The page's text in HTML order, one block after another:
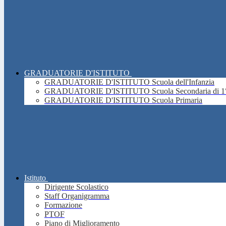
GRADUATORIE D'ISTITUTO
GRADUATORIE D'ISTITUTO Scuola dell'Infanzia
GRADUATORIE D'ISTITUTO Scuola Secondaria di
GRADUATORIE D'ISTITUTO Scuola Primaria
Istituto
Dirigente Scolastico
Staff Organigramma
Formazione
PTOF
Piano di Miglioramento